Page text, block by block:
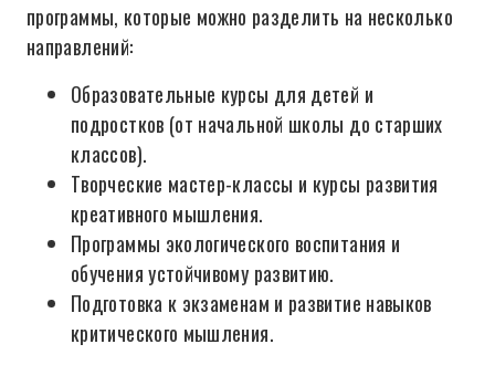
программы, которые можно разделить на несколько
направлений:
Образовательные курсы для детей и
подростков (от начальной школы до старших
классов).
Творческие мастер-классы и курсы развития
креативного мышления.
Программы экологического воспитания и
обучения устойчивому развитию.
Подготовка к экзаменам и развитие навыков
критического мышления.